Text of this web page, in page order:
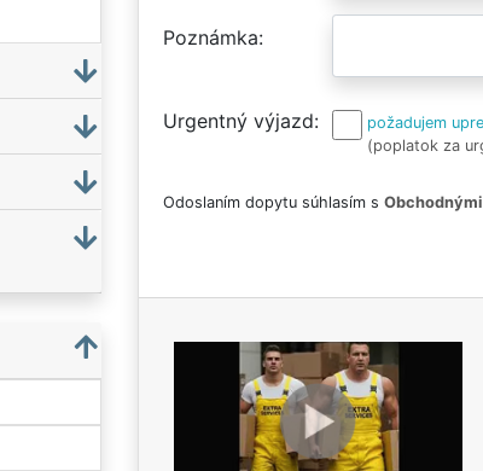
Poznámka
Urgentný výjazd
požadujem
(poplatok za
Odoslaním dopytu súhlasím s